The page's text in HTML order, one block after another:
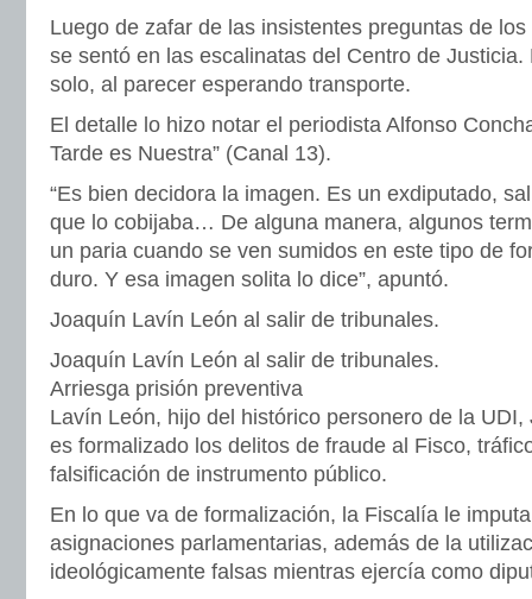
Luego de zafar de las insistentes preguntas de
se sentó en las escalinatas del Centro de
solo, al parecer esperando transporte.
El detalle lo hizo notar el periodista Alfonso
Tarde es Nuestra” (Canal 13).
“Es bien decidora la imagen. Es un exdiputado,
que lo cobijaba… De alguna manera, algunos
un paria cuando se ven sumidos en este tipo de
duro. Y esa imagen solita lo dice”, apuntó.
Joaquín Lavín León al salir de tribunales.
Joaquín Lavín León al salir de tribunales.
Arriesga prisión preventiva
Lavín León, hijo del histórico personero de la
es formalizado los delitos de fraude al Fisco,
falsificación de instrumento público.
En lo que va de formalización, la Fiscalía le
asignaciones parlamentarias, además de la
ideológicamente falsas mientras ejercía como